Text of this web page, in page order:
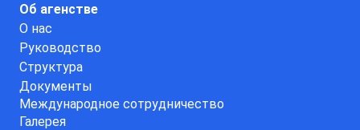
Об агенстве
О нас
Руководство
Структура
Документы
Международное сотрудничество
Галерея